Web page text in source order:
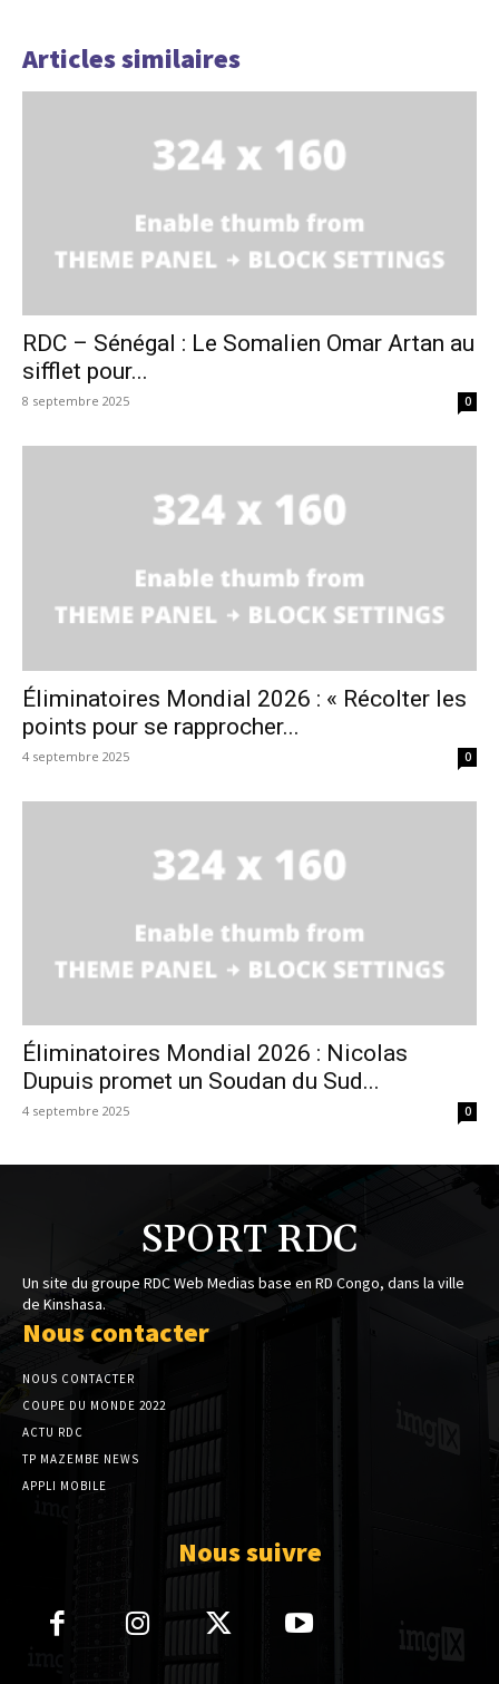
Articles similaires
RDC – Sénégal : Le Somalien Omar Artan au
sifflet pour...
8 septembre 2025 0
Éliminatoires Mondial 2026 : « Récolter les
points pour se rapprocher...
4 septembre 2025 0
Éliminatoires Mondial 2026 : Nicolas
Dupuis promet un Soudan du Sud...
4 septembre 2025 0
SPORT RDC
Un site du groupe RDC Web Medias base en RD Congo, dans la ville
de Kinshasa.
Nous contacter
NOUS CONTACTER
COUPE DU MONDE 2022
ACTU RDC
TP MAZEMBE NEWS
APPLI MOBILE
Nous suivre